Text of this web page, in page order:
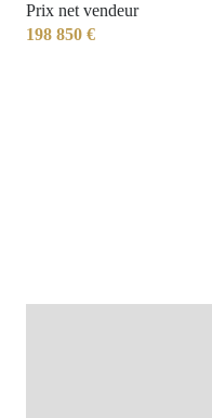
Prix net vendeur
198 850 €